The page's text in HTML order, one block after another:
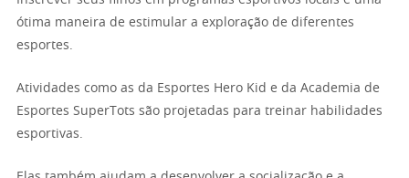
ótima maneira de estimular a exploração de diferentes
esportes.
Atividades como as da Esportes Hero Kid e da Academia de
Esportes SuperTots são projetadas para treinar habilidades
esportivas.